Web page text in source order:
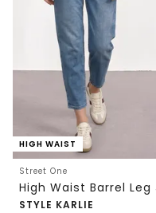
HIGH WAIST
Street One
STYLE KARLIE